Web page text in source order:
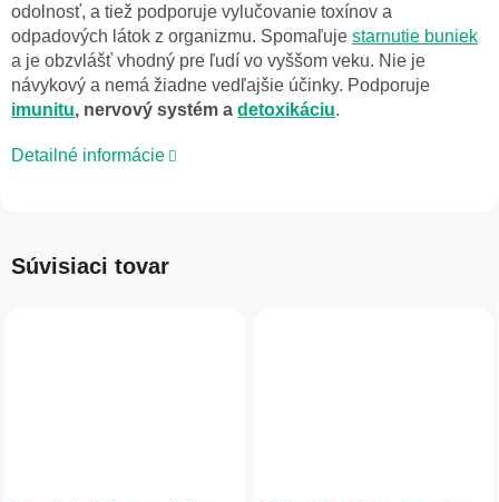
odolnosť, a tiež podporuje vylučovanie toxínov a
odpadových látok z organizmu. Spomaľuje starnutie buniek
a je obzvlášť vhodný pre ľudí vo vyššom veku. Nie je
návykový a nemá žiadne vedľajšie účinky. Podporuje
imunitu, nervový systém a detoxikáciu.
Detailné informácie
Súvisiaci tovar